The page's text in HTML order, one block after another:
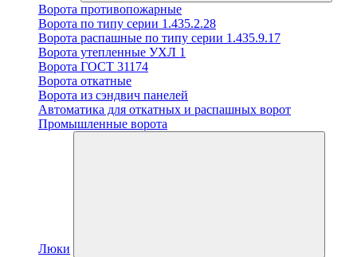
Ворота противопожарные
Ворота по типу серии 1.435.2.28
Ворота распашные по типу серии 1.435.9.17
Ворота утепленные УХЛ 1
Ворота ГОСТ 31174
Ворота откатные
Ворота из сэндвич панелей
Автоматика для откатных и распашных ворот
Промышленные ворота
Люки